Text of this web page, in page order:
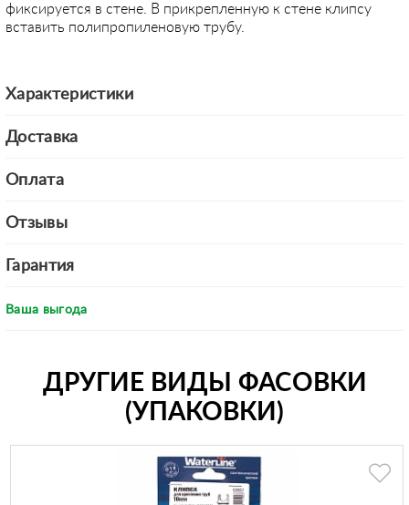
фиксируется в стене. В прикрепленную к стене клипсу
вставить полипропиленовую трубу.
Характеристики
Доставка
Оплата
Отзывы
Гарантия
Ваша выгода
ДРУГИЕ ВИДЫ ФАСОВКИ
(УПАКОВКИ)